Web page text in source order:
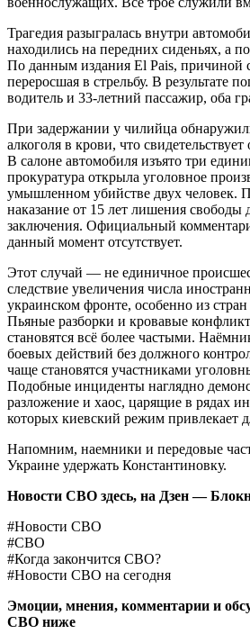
Трагедия разыгралась внутри
находились на передних сиденьях, а
По данным издания El Pais, причиной
переросшая в стрельбу. В результате
водитель и 33-летний пассажир, оба
При задержании у чилийца
алкоголя в крови, что
В салоне автомобиля изъято три
прокуратура открыла уголовное
умышленном убийстве двух человек.
наказание от 15 лет лишения свободы
заключения. Официальный
данный момент отсутствует.
Этот случай — не единичное
следствие увеличения числа
украинском фронте, особенно из
Пьяные разборки и кровавые
становятся всё более частыми.
боевых действий без должного
чаще становятся участниками
Подобные инциденты наглядно
разложение и хаос, царящие в рядах
которых киевский режим привлекает
Напомним, наемники и передовые
Украине удержать Константиновку.
Новости СВО здесь, на Дзен —
#Новости СВО
#СВО
#Когда закончится СВО?
#Новости СВО на сегодня
Эмоции, мнения, комментарии и
СВО ниже